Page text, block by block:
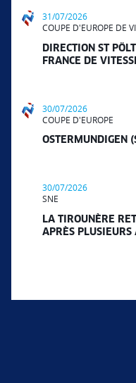
31/07/2026
COUPE D'EUROPE DE
DIRECTION ST
FRANCE DE
30/07/2026
COUPE D'EUROPE
OSTERMUNDIGEN
30/07/2026
SNE
LA TIROUNÈRE
APRÈS PLUSIEURS